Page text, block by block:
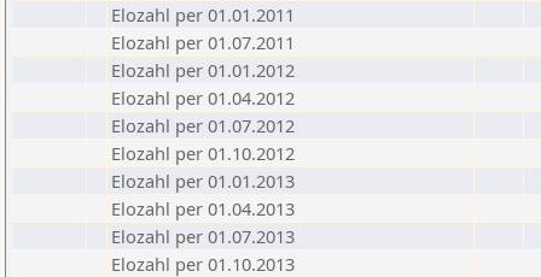
Elozahl per 01.01.2011
Elozahl per 01.07.2011
Elozahl per 01.01.2012
Elozahl per 01.04.2012
Elozahl per 01.07.2012
Elozahl per 01.10.2012
Elozahl per 01.01.2013
Elozahl per 01.04.2013
Elozahl per 01.07.2013
Elozahl per 01.10.2013